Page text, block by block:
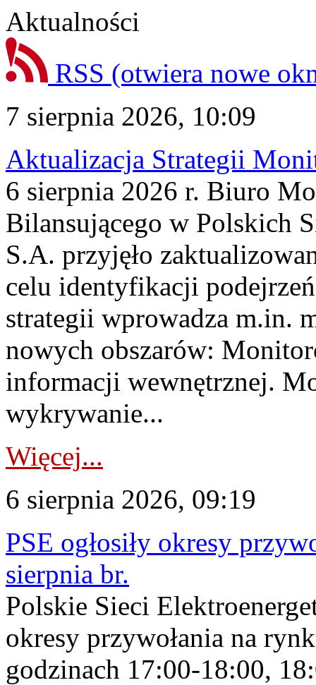
Aktualności
RSS (otwiera nowe
7 sierpnia 2026, 10:09
Aktualizacja Strategii
6 sierpnia 2026 r. Biuro
Bilansującego w Polskich
S.A. przyjęło
celu identyfikacji
strategii wprowadza m.in.
nowych obszarów:
informacji wewnętrznej.
wykrywanie...
Więcej...
6 sierpnia 2026, 09:19
PSE ogłosiły okresy
sierpnia br.
Polskie Sieci
okresy przywołania na
godzinach 17:00-18:00,